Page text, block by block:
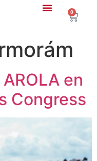
0
AROLA en
Congress